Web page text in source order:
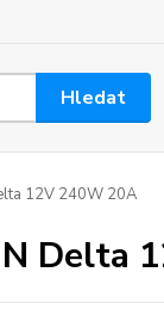
Hledat
12V 240W 20A
Delta